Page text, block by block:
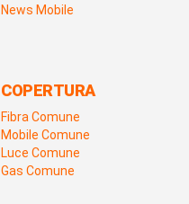
News Mobile
COPERTURA
Fibra Comune
Mobile Comune
Luce Comune
Gas Comune